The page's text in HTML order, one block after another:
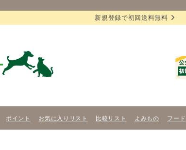
新規登録で初回送料無料
ポイント お気に入りリスト 比較リスト よみもの フード